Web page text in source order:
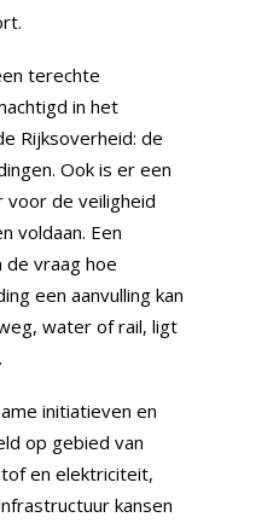
terechte
in het
Rijksoverheid: de
Ook is er een
voor de veiligheid
voldaan. Een
vraag hoe
een aanvulling kan
water of rail, ligt
initiatieven en
op gebied van
en elektriciteit,
kansen